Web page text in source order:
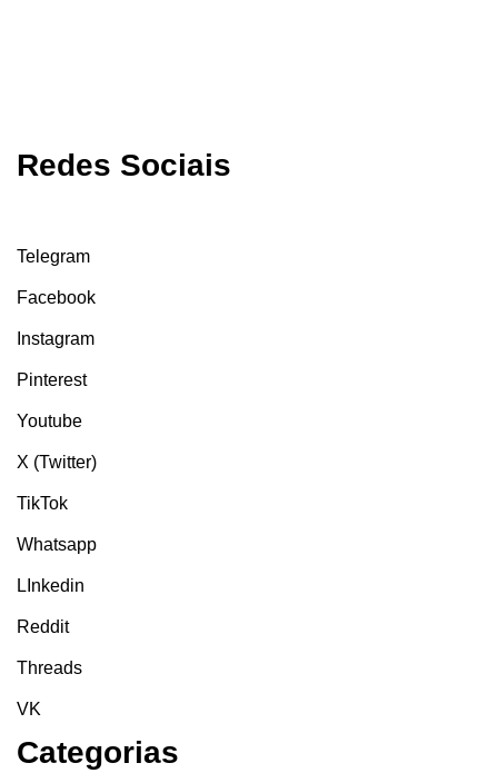
Redes Sociais
Telegram
Facebook
Instagram
Pinterest
Youtube
X (Twitter)
TikTok
Whatsapp
LInkedin
Reddit
Threads
VK
Categorias